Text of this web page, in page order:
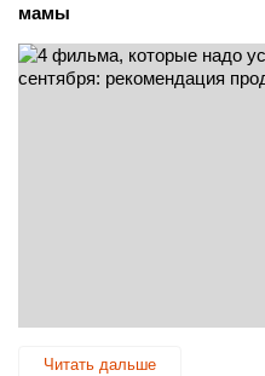
мамы
Читать дальше